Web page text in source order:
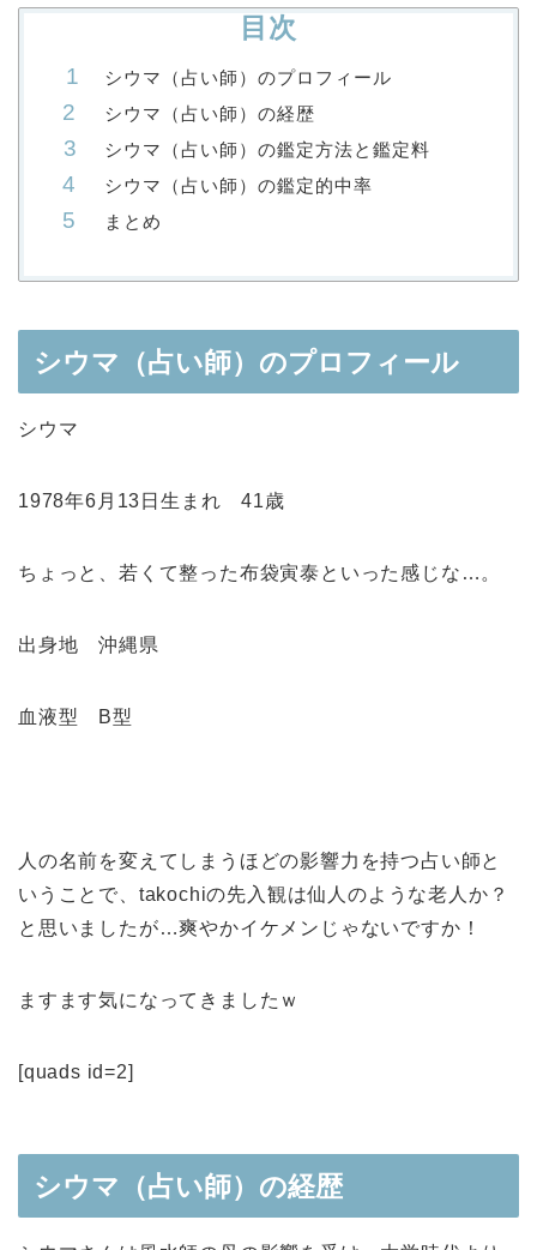
目次
シウマ（占い師）のプロフィール
シウマ（占い師）の経歴
シウマ（占い師）の鑑定方法と鑑定料
シウマ（占い師）の鑑定的中率
まとめ
シウマ（占い師）のプロフィール
シウマ
1978年6月13日生まれ 41歳
ちょっと、若くて整った布袋寅泰といった感じな…。
出身地 沖縄県
血液型 B型
人の名前を変えてしまうほどの影響力を持つ占い師と
いうことで、takochiの先入観は仙人のような老人か？
と思いましたが…爽やかイケメンじゃないですか！
ますます気になってきましたｗ
[quads id=2]
シウマ（占い師）の経歴